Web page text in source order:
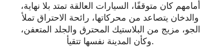
أمامهم كان متوقفًا، السيارات العالقة تمتد بلا نهاية،
والدخان يتصاعد من محركاتها، رائحة الاحتراق تملأ
الجو، مزيج من البلاستيك المحترق والجلد المتعفن،
وكأن المدينة نفسها تتقيأ.